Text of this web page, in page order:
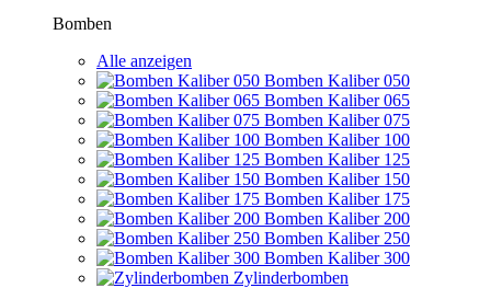
Bomben
Alle anzeigen
Bomben Kaliber 050
Bomben Kaliber 065
Bomben Kaliber 075
Bomben Kaliber 100
Bomben Kaliber 125
Bomben Kaliber 150
Bomben Kaliber 175
Bomben Kaliber 200
Bomben Kaliber 250
Bomben Kaliber 300
Zylinderbomben